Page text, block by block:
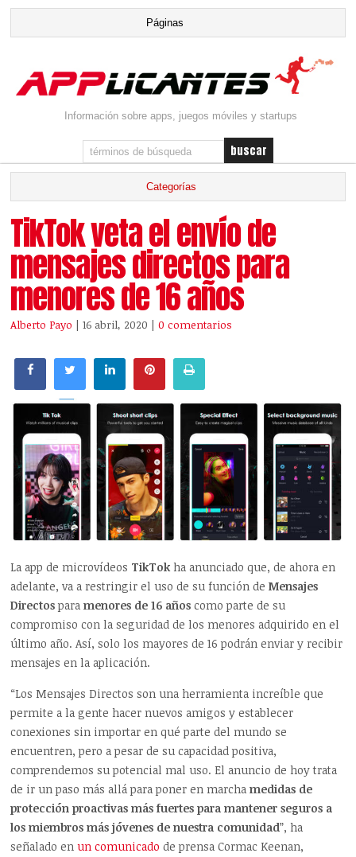
Información sobre apps, juegos móviles y startups
TikTok veta el envío de
mensajes directos para
menores de 16 años
Alberto Payo | 16 abril, 2020 |0 comentarios
La app de microvídeos TikTokha anunciado que, de ahora en
adelante, va a restringir el uso de su función deMensajes
Directosparamenores de 16 años como parte de su
compromiso con la seguridad de los menores adquirido en el
último año. Así, solo los mayores de 16 podrán enviar y recibir
mensajes en la aplicación.
“Los Mensajes Directos son una herramienta increíble que
permite a la gente hacer nuevos amigos y establecer
conexiones sin importar en qué parte del mundo se
encuentren, pero a pesar de su capacidad positiva,
comprendemos su potencial mal uso. El anuncio de hoy trata
de ir un paso más allá para poner en marcha medidas de
protección proactivas más fuertes para mantener seguros a
los miembros más jóvenes de nuestra comunidad”, ha
señalado enun comunicado de prensa Cormac Keenan,